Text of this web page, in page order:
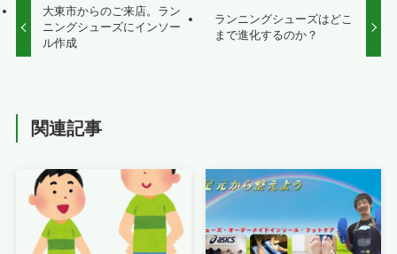
大東市からのご来店。ラン
ニングシューズにインソー
ル作成
ランニングシューズはどこ
まで進化するのか？
関連記事